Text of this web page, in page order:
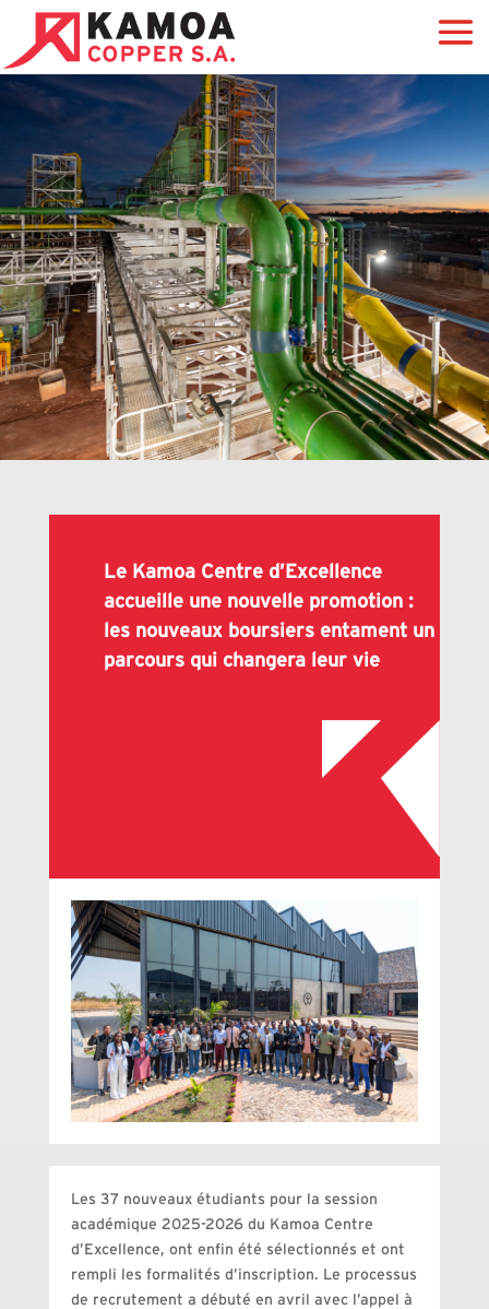
Le Kamoa Centre d’Excellence
accueille une nouvelle promotion :
les nouveaux boursiers entament un
parcours qui changera leur vie
Les 37 nouveaux étudiants pour la session
académique 2025-2026 du Kamoa Centre
d’Excellence, ont enfin été sélectionnés et ont
rempli les formalités d’inscription. Le processus
de recrutement a débuté en avril avec l’appel à